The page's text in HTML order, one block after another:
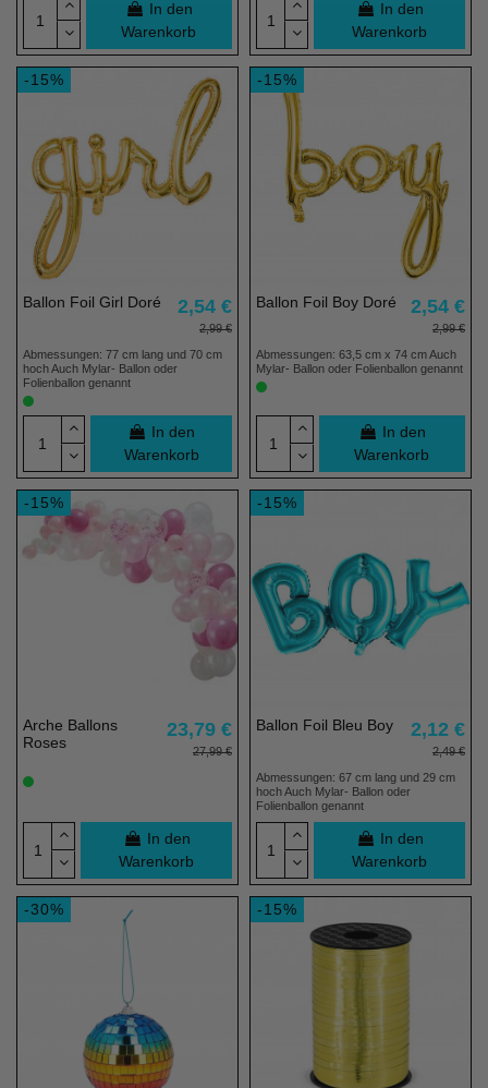
In den
Warenkorb
In den
Warenkorb
-15%
Ballon Foil Girl Doré 2,54 €
2,99 €
Abmessungen: 77 cm lang und 70 cm
hoch Auch Mylar- Ballon oder
Folienballon genannt
In den
Warenkorb
-15%
Ballon Foil Boy Doré 2,54 €
2,99 €
Abmessungen: 63,5 cm x 74 cm Auch
Mylar- Ballon oder Folienballon genannt
In den
Warenkorb
-15%
Arche Ballons
Roses
23,79 €
27,99 €
In den
Warenkorb
-15%
Ballon Foil Bleu Boy 2,12 €
2,49 €
Abmessungen: 67 cm lang und 29 cm
hoch Auch Mylar- Ballon oder
Folienballon genannt
In den
Warenkorb
-30% -15%